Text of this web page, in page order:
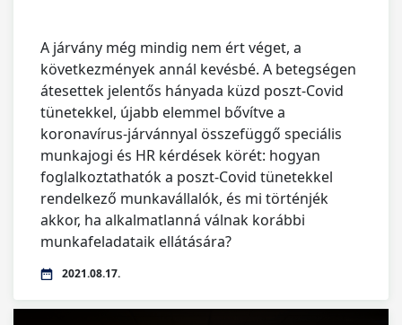
A járvány még mindig nem ért véget, a
következmények annál kevésbé. A betegségen
átesettek jelentős hányada küzd poszt-Covid
tünetekkel, újabb elemmel bővítve a
koronavírus-járvánnyal összefüggő speciális
munkajogi és HR kérdések körét: hogyan
foglalkoztathatók a poszt-Covid tünetekkel
rendelkező munkavállalók, és mi történjék
akkor, ha alkalmatlanná válnak korábbi
munkafeladataik ellátására?
2021.08.17.